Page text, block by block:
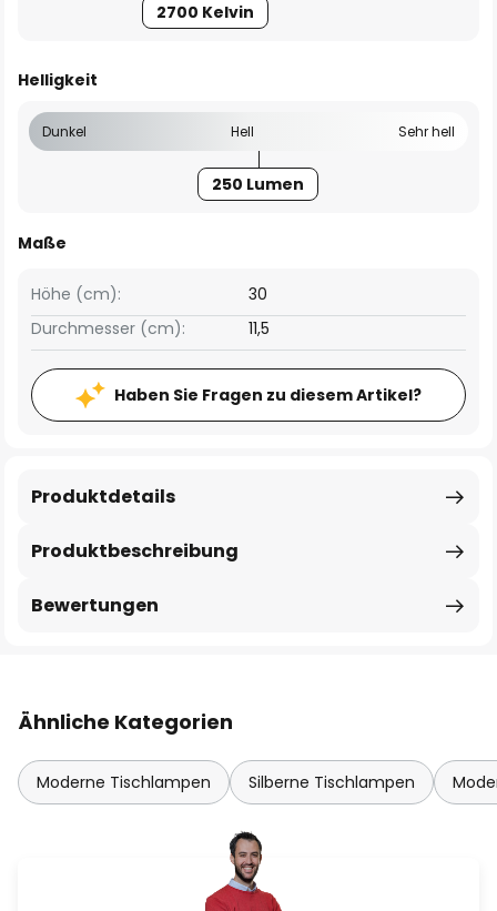
2700 Kelvin
Helligkeit
Dunkel Hell Sehr hell
250 Lumen
Maße
Höhe (cm):
30
Durchmesser (cm):
11,5
Haben Sie Fragen zu diesem Artikel?
Produktbeschreibung
Produktdetails
Bewertungen
Ähnliche Kategorien
Moderne Tischlampen Silberne Tischlampen